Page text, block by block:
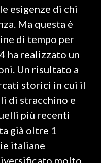
esigenze di chi
Ma questa è
di tempo per
ha realizzato un
Un risultato a
storici in cui il
di stracchino e
più recenti
già oltre 1
italiane
molto